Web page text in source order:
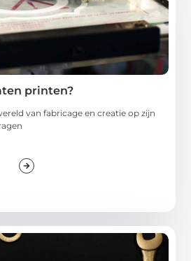
printen?
van fabricage en creatie op zijn